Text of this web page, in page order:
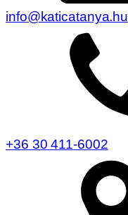
info@katicatanya.hu
+36 30 411-6002